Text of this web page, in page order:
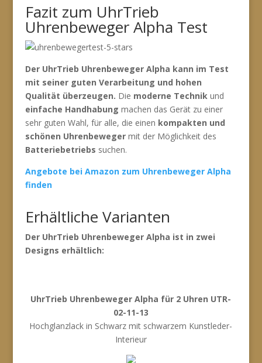
Fazit zum UhrTrieb
Uhrenbeweger Alpha Test
Der UhrTrieb Uhrenbeweger Alpha kann im Test
mit seiner guten Verarbeitung und hohen
Qualität überzeugen. Die moderne Technik und
einfache Handhabung machen das Gerät zu einer
sehr guten Wahl, für alle, die einen kompakten und
schönen Uhrenbewegermit der Möglichkeit des
Batteriebetriebs suchen.
Angebote bei Amazon zum Uhrenbeweger Alpha
finden
Erhältliche Varianten
Der UhrTrieb Uhrenbeweger Alpha ist in zwei
Designs erhältlich:
UhrTrieb Uhrenbeweger Alpha für 2 Uhren UTR-
02-11-13
Hochglanzlack in Schwarz mit schwarzem Kunstleder-
Interieur